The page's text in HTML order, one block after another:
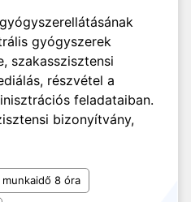
gyógyszerek
szakasszisztensi
részvétel a
feladataiban.
bizonyítvány,
munkaidő 8 óra